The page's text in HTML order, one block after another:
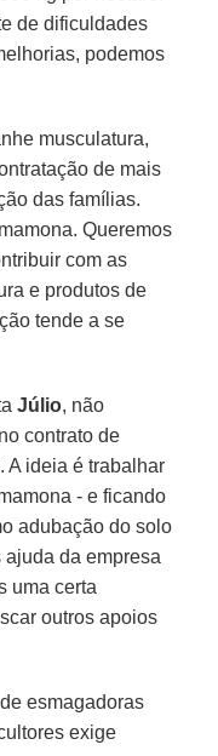
de dificuldades
podemos
musculatura,
de mais
das famílias.
Queremos
com as
e produtos de
tende a se
Júlio, não
contrato de
A ideia é trabalhar
- e ficando
adubação do solo
da empresa
uma certa
outros apoios
esmagadoras
exige